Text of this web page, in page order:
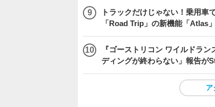
トラックだけじゃない！乗用車
「Road Trip」の新機能「Atlas
『ゴーストリコン ワイルドラ
ディングが終わらない」報告が
ア